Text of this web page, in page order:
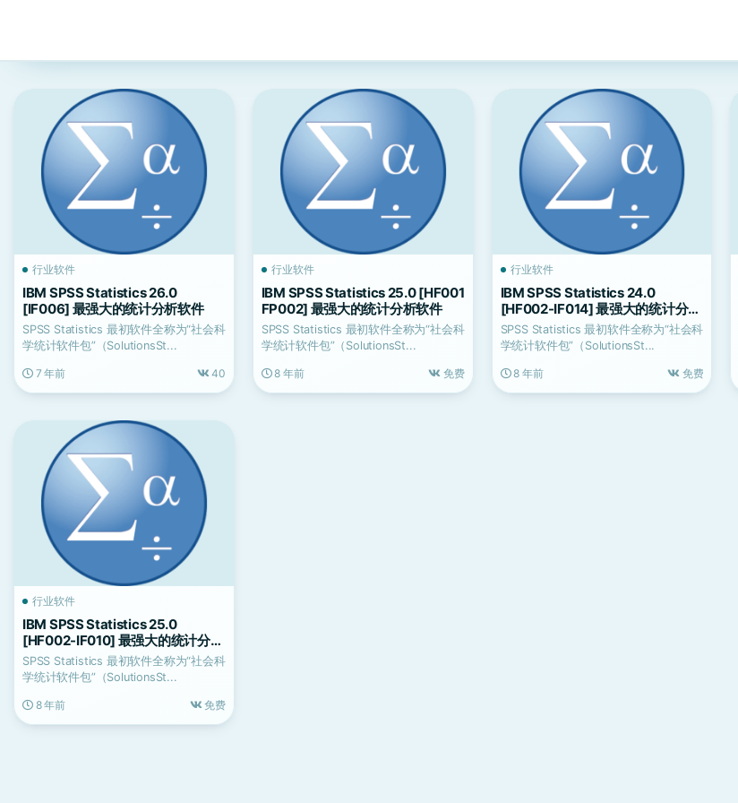
行业软件
IBM SPSS Statistics 26.0
[IF006] 最强大的统计分析软件
SPSS Statistics 最初软件全称为“社会科
学统计软件包”（SolutionsSt...
7 年前 40
行业软件
IBM SPSS Statistics 25.0 [HF001
FP002] 最强大的统计分析软件
SPSS Statistics 最初软件全称为“社会科
学统计软件包”（SolutionsSt...
8 年前 免费
行业软件
IBM SPSS Statistics 24.0
[HF002-IF014] 最强大的统计分析
软件
SPSS Statistics 最初软件全称为“社会科
学统计软件包”（SolutionsSt...
8 年前 免费
行业软件
IBM SPSS Statistics 25.0
[HF002-IF010] 最强大的统计分析
软件
SPSS Statistics 最初软件全称为“社会科
学统计软件包”（SolutionsSt...
8 年前 免费